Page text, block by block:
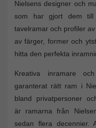
Nielsens designer och
som har gjort dem till
tavelramar och profiler
av färger, former och
hitta den perfekta
Kreativa inramare
garanterat rätt ram i
bland privatpersoner
är ramarna från
sedan flera decennier.